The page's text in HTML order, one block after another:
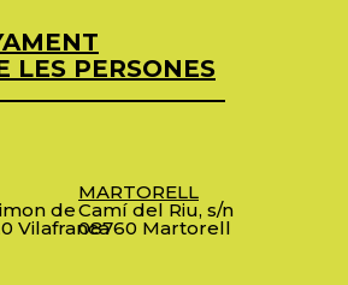
LES PERSONES
de
Vilafranca
MARTORELL
Camí del Riu, s/n
08760 Martorell